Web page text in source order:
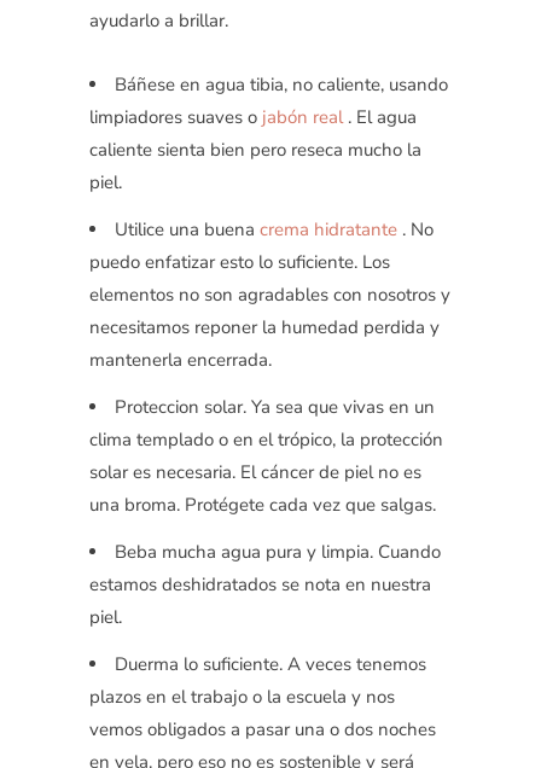
ayudarlo a brillar.
Báñese en agua tibia, no caliente, usando
limpiadores suaves o jabón real. El agua
caliente sienta bien pero reseca mucho la
piel.
Utilice una buena crema hidratante . No
puedo enfatizar esto lo suficiente. Los
elementos no son agradables con nosotros y
necesitamos reponer la humedad perdida y
mantenerla encerrada.
Proteccion solar. Ya sea que vivas en un
clima templado o en el trópico, la protección
solar es necesaria. El cáncer de piel no es
una broma. Protégete cada vez que salgas.
Beba mucha agua pura y limpia. Cuando
estamos deshidratados se nota en nuestra
piel.
Duerma lo suficiente. A veces tenemos
plazos en el trabajo o la escuela y nos
vemos obligados a pasar una o dos noches
en vela, pero eso no es sostenible y será